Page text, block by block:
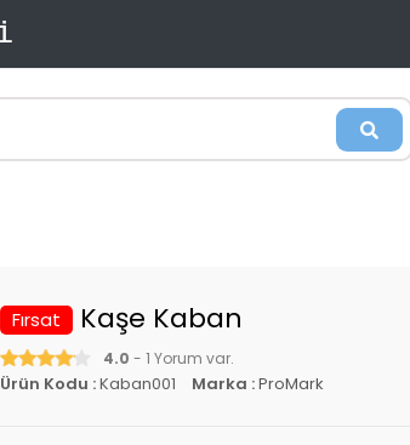
Fırsat Kaşe Kaban
4.0 - 1 Yorum var.
Ürün Kodu :Kaban001 Marka :ProMark